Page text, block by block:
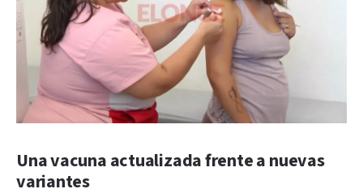
Una vacuna actualizada frente a nuevas
variantes